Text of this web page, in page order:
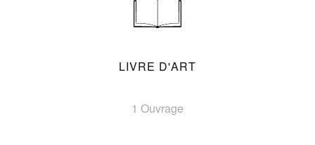
LIVRE D'ART
1 Ouvrage